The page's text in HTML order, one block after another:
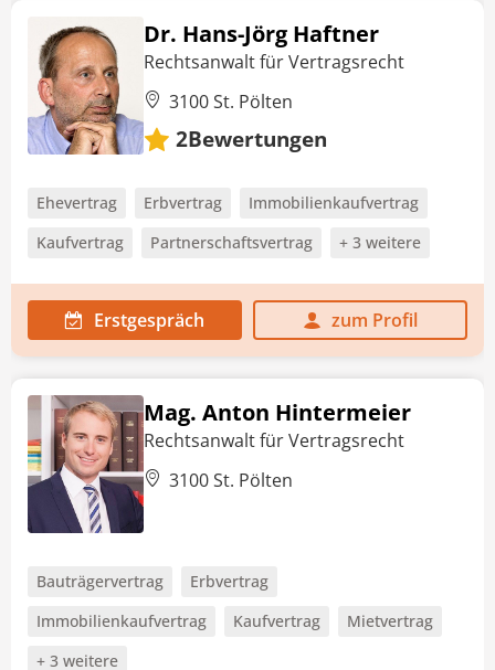
Dr. Hans-Jörg Haftner
Rechtsanwalt für Vertragsrecht
3100 St. Pölten
2Bewertungen
Ehevertrag Erbvertrag
Immobilienkaufvertrag
Kaufvertrag
Partnerschaftsvertrag + 3 weitere
Erstgespräch zum Profil
Mag. Anton Hintermeier
Rechtsanwalt für Vertragsrecht
3100 St. Pölten
Bauträgervertrag
Erbvertrag
Immobilienkaufvertrag
Kaufvertrag
Mietvertrag
+ 3 weitere